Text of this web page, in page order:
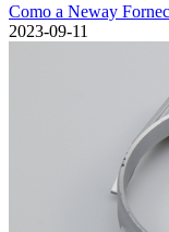
Como a Neway
2023-09-11